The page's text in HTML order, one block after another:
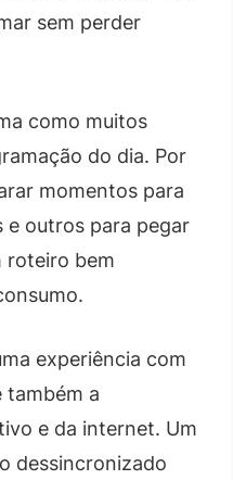
sem perder
como muitos
do dia. Por
momentos para
e outros para pegar
roteiro bem
experiência com
também a
e da internet. Um
dessincronizado